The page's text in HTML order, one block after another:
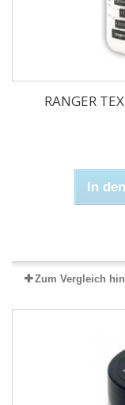
RANGER
In
Zum Vergleich